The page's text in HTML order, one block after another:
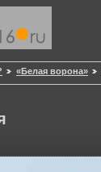
«Белая ворона»